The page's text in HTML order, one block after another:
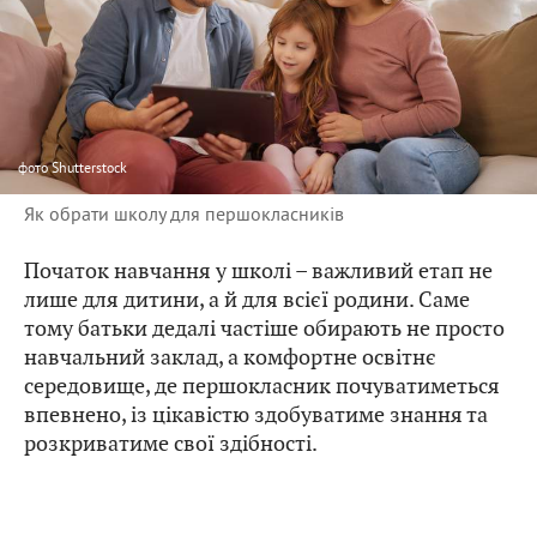
фотоShutterstock
Як обрати школу для першокласників
Початок навчання у школі – важливий етап не
лише для дитини, а й для всієї родини. Саме
тому батьки дедалі частіше обирають не просто
навчальний заклад, а комфортне освітнє
середовище, де першокласник почуватиметься
впевнено, із цікавістю здобуватиме знання та
розкриватиме свої здібності.